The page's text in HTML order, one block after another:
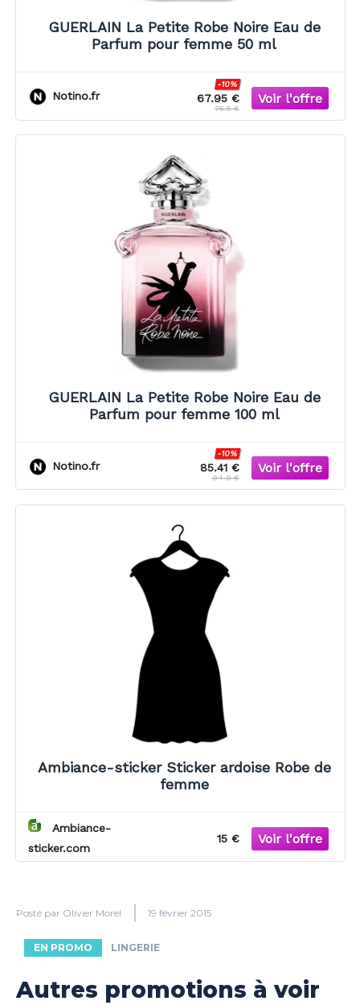
GUERLAIN La Petite Robe Noire Eau de
Parfum pour femme 50 ml
Notino.fr 67.95 €
-10%
75.5 €
GUERLAIN La Petite Robe Noire Eau de
Parfum pour femme 100 ml
Notino.fr 85.41 €
-10%
94.9 €
Ambiance-sticker Sticker ardoise Robe de
femme
Ambiance-
sticker.com
15 €
Posté par Olivier Morel 19 février 2015
EN PROMO LINGERIE
Autres promotions à voir